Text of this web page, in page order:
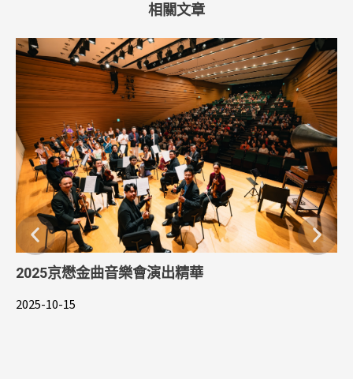
相關文章
2025京懋金曲音樂會演出精華
2025-10-15